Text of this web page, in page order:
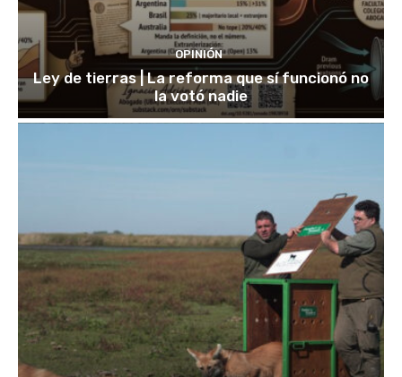
OPINIÓN
Ley de tierras | La reforma que sí funcionó no
la votó nadie